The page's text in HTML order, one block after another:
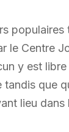
le Centre
y est
tandis que
lieu dans